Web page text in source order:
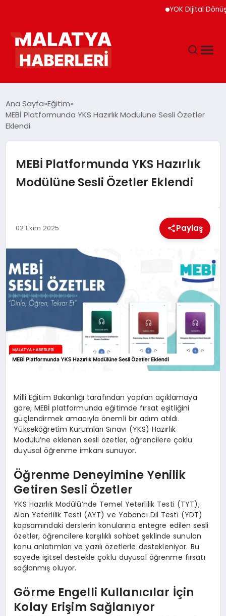
YOK Dijital Dönüşüm
GÜNDEM
DÜNYA
EĞITIM
MAGAZIN
SAĞLIK
SIYASET
Ana Sayfa Eğitim
MEBİ Platformunda YKS Hazırlık Modülüne Sesli Özetler
Eklendi
MEBİ Platformunda YKS Hazırlık
Modülüne Sesli Özetler Eklendi
02 Ekim 2025 Paylaş
Milli Eğitim Bakanlığı tarafından yapılan açıklamaya
göre, MEBİ platformunda eğitimde fırsat eşitliğini
güçlendirmek amacıyla önemli bir adım atıldı.
Yükseköğretim Kurumları Sınavı (YKS) Hazırlık
Modülü’ne eklenen sesli özetler, öğrencilere çoklu
duyusal öğrenme imkanı sunuyor.
Öğrenme Deneyimine Yenilik
Getiren Sesli Özetler
YKS Hazırlık Modülü’nde Temel Yeterlilik Testi (TYT),
Alan Yeterlilik Testi (AYT) ve Yabancı Dil Testi (YDT)
kapsamındaki derslerin konularına entegre edilen sesli
özetler, öğrencilere karşılıklı sohbet şeklinde sunulan
konu anlatımları ve yazılı özetlerle destekleniyor. Bu
sayede işitsel destekle çoklu duyusal öğrenme fırsatı
sağlanmış oluyor.
Görme Engelli Kullanıcılar İçin
Kolay Erişim Sağlanıyor